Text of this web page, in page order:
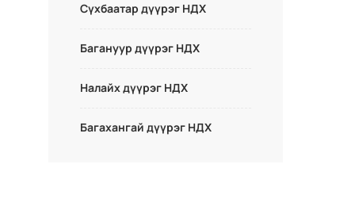
Сүхбаатар дүүрэг НДХ
Багануур дүүрэг НДХ
Налайх дүүрэг НДХ
Багахангай дүүрэг НДХ